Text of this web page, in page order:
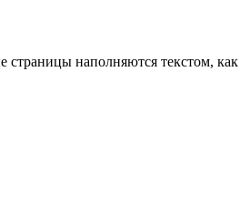
наполняются текстом,